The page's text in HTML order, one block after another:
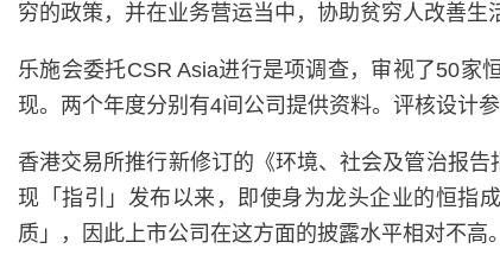
穷的政策，并在业务营运当中，协助贫穷人改善生
乐施会委托CSR Asia进行是项调查，审视了50家
现。两个年度分别有4间公司提供资料。评核设计
香港交易所推行新修订的《环境、社会及管治报
现「指引」发布以来，即使身为龙头企业的恒指
质」，因此上市公司在这方面的披露水平相对不高。